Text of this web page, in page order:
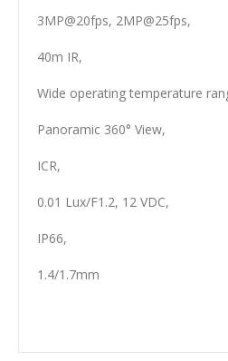
3MP@20fps, 2MP@25fps,
40m IR,
Wide operating temperature
Panoramic 360° View,
ICR,
0.01 Lux/F1.2, 12 VDC,
IP66,
1.4/1.7mm